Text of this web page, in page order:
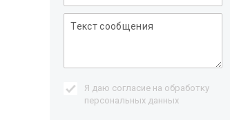
Я даю согласие на обработку
персональных данных